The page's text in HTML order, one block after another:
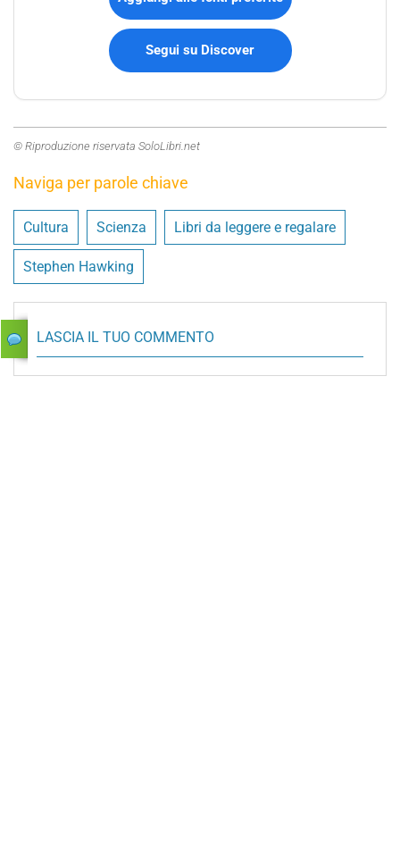
Segui su Discover
© Riproduzione riservata SoloLibri.net
Naviga per parole chiave
Cultura Scienza Libri da leggere e regalare
Stephen Hawking
LASCIA IL TUO COMMENTO